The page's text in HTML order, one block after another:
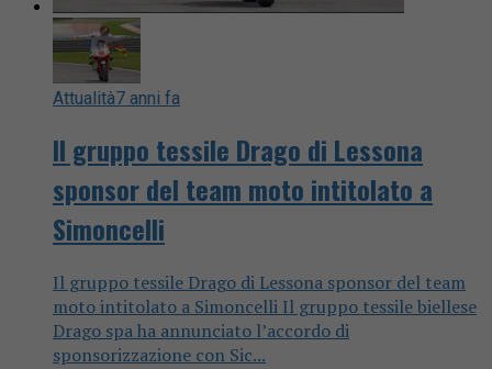
Attualità7 anni fa
Il gruppo tessile Drago di Lessona
sponsor del team moto intitolato a
Simoncelli
Il gruppo tessile Drago di Lessona sponsor del team
moto intitolato a Simoncelli Il gruppo tessile biellese
Drago spa ha annunciato l’accordo di
sponsorizzazione con Sic...